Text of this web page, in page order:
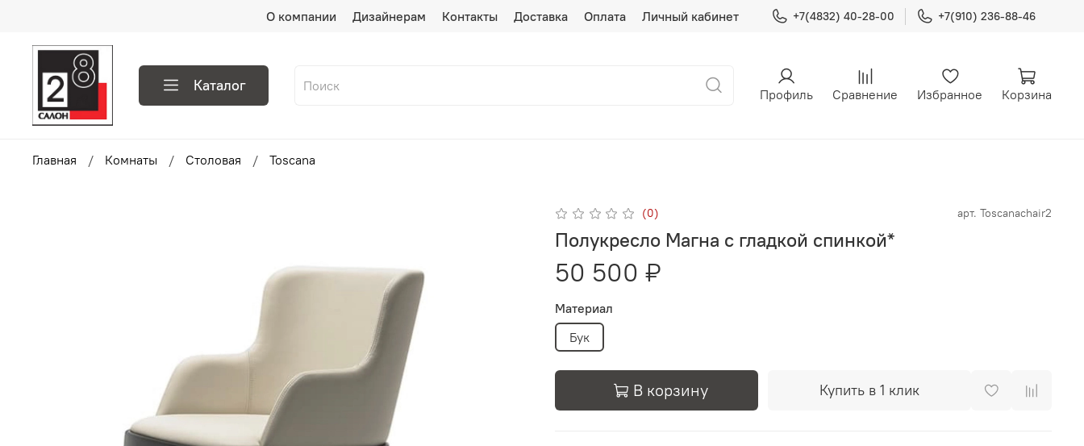
О компании Дизайнерам Контакты Доставка Оплата Личный кабинет +7(4832) 40-28-00 +7(910) 236-88-46
Каталог Профиль Сравнение Избранное Корзина
Главная Комнаты Столовая Toscana
(0) арт. Toscanachair2
Полукресло Магна с гладкой спинкой*
50 500 ₽
Материал
Бук
В корзину Купить в 1 клик